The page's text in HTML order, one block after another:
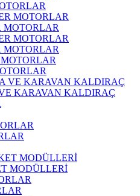
MOTORLAR
MOTORLAR
KARAVAN KALDIRAÇ
MODÜLLERİ